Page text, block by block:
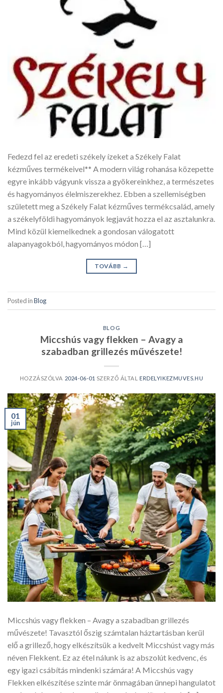
Fedezd fel az eredeti székely ízeket a Székely Falat
kézműves termékeivel** A modern világ rohanása közepette
egyre inkább vágyunk vissza a gyökereinkhez, a természetes
és hagyományos élelmiszerekhez. Ebben a szellemiségben
született meg a Székely Falat kézműves termékcsalád, amely
a székelyföldi hagyományok legjavát hozza el az asztalunkra.
Mind közül kiemelkednek a gondosan válogatott
alapanyagokból, hagyományos módon […]
TOVÁBB →
Posted inBlog
BLOG
Miccshús vagy flekken – Avagy a
szabadban grillezés művészete!
HOZZÁSZÓLVA 2024-06-01 SZERZŐ ÁLTAL ERDELYIKEZMUVES.HU
01
jún
Miccshús vagy flekken – Avagy a szabadban grillezés
művészete! Tavasztól őszig számtalan háztartásban kerül
elő a grillező, hogy elkészítsük a kedvelt Miccshúst vagy más
néven Flekkent. Ez az étel nálunk is az abszolút kedvenc, és
egy igazi csábítás mindenki számára! A Miccshús vagy
Flekken elkészítése szinte már önmagában ünnepi hangulatot